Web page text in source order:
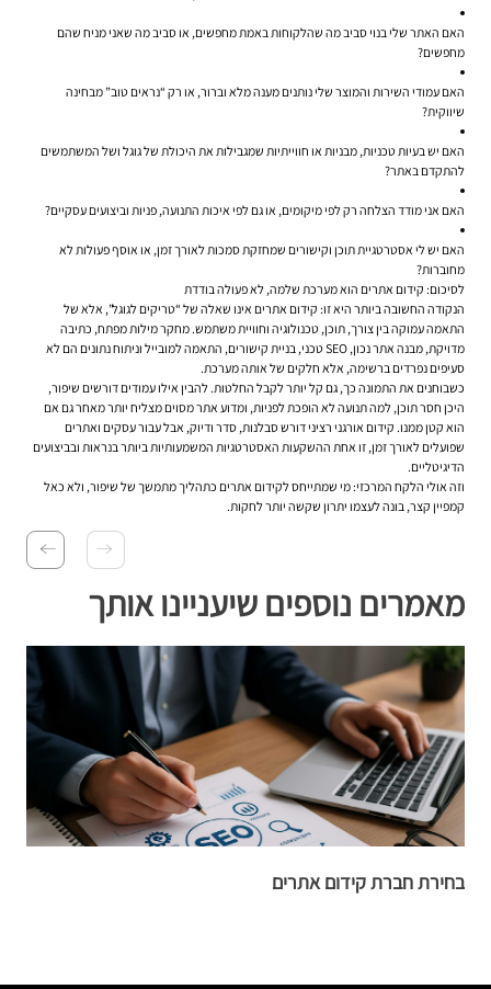
האם האתר שלי בנוי סביב מה שהלקוחות באמת מחפשים, או סביב מה שאני מניח שהם
מחפשים?
האם עמודי השירות והמוצר שלי נותנים מענה מלא וברור, או רק “נראים טוב” מבחינה
שיווקית?
האם יש בעיות טכניות, מבניות או חווייתיות שמגבילות את היכולת של גוגל ושל המשתמשים
להתקדם באתר?
האם אני מודד הצלחה רק לפי מיקומים, או גם לפי איכות התנועה, פניות וביצועים עסקיים?
האם יש לי אסטרטגיית תוכן וקישורים שמחזקת סמכות לאורך זמן, או אוסף פעולות לא
מחוברות?
לסיכום: קידום אתרים הוא מערכת שלמה, לא פעולה בודדת
הנקודה החשובה ביותר היא זו: קידום אתרים אינו שאלה של “טריקים לגוגל”, אלא של
התאמה עמוקה בין צורך, תוכן, טכנולוגיה וחוויית משתמש. מחקר מילות מפתח, כתיבה
מדויקת, מבנה אתר נכון, SEO טכני, בניית קישורים, התאמה למובייל וניתוח נתונים הם לא
סעיפים נפרדים ברשימה, אלא חלקים של אותה מערכת.
כשבוחנים את התמונה כך, גם קל יותר לקבל החלטות. להבין אילו עמודים דורשים שיפור,
היכן חסר תוכן, למה תנועה לא הופכת לפניות, ומדוע אתר מסוים מצליח יותר מאחר גם אם
הוא קטן ממנו. קידום אורגני רציני דורש סבלנות, סדר ודיוק, אבל עבור עסקים ואתרים
שפועלים לאורך זמן, זו אחת ההשקעות האסטרטגיות המשמעותיות ביותר בנראות ובביצועים
הדיגיטליים.
וזה אולי הלקח המרכזי: מי שמתייחס לקידום אתרים כתהליך מתמשך של שיפור, ולא כאל
קמפיין קצר, בונה לעצמו יתרון שקשה יותר לחקות.
מאמרים נוספים שיעניינו אותך
בחירת חברת קידום אתרים